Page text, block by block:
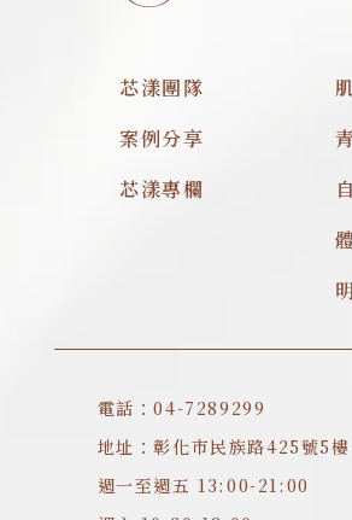
芯漾團隊
案例分享
芯漾專欄
電話：04-7289299
地址：彰化市民族路425號5樓
週一至週五 13:00-21:00